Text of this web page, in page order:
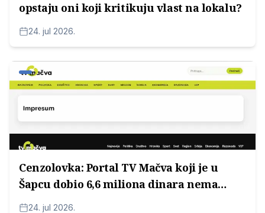
opstaju oni koji kritikuju vlast na lokalu?
24. jul 2026.
Cenzolovka: Portal TV Mačva koji je u
Šapcu dobio 6,6 miliona dinara nema
Impressum
24. jul 2026.